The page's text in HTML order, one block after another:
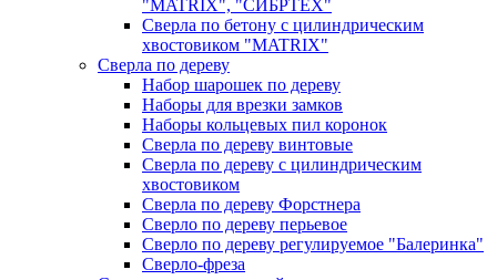
"MATRIX", "СИБРТЕХ"
Сверла по бетону с цилиндрическим
хвостовиком "MATRIX"
Сверла по дереву
Набор шарошек по дереву
Наборы для врезки замков
Наборы кольцевых пил коронок
Сверла по дереву винтовые
Сверла по дереву с цилиндрическим
хвостовиком
Сверла по дереву Форстнера
Сверло по дереву перьевое
Сверло по дереву регулируемое "Балеринка"
Сверло-фреза